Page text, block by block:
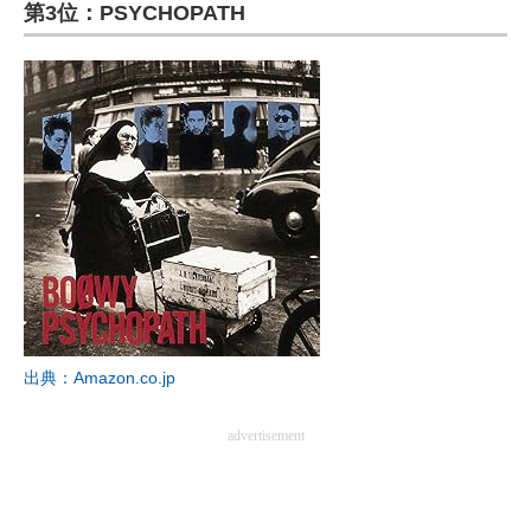
ITの今と未来を見通す
スマホと通信の最新トレンド
進化するPCとデバイスの未来
好きが集まる 比べて選べる
ビジネスと働き方のヒント
AI活用のいまが分かる
企業ITのトレンドを詳説
経営リーダーのコミュニティ
マーケ×ITの今がよく分かる
第3位：PSYCHOPATH
出典：Amazon.co.jp
advertisement